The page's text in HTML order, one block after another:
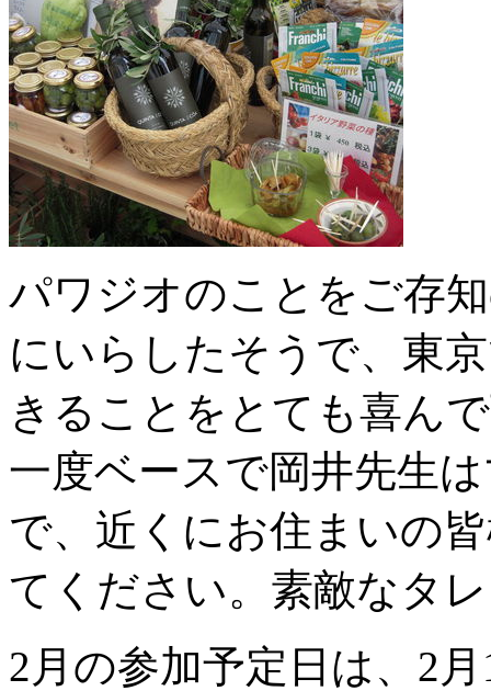
パワジオのことをご存
にいらしたそうで、東
きることをとても喜ん
一度ベースで岡井先生
で、近くにお住まいの
てください。素敵なタ
2月の参加予定日は、2